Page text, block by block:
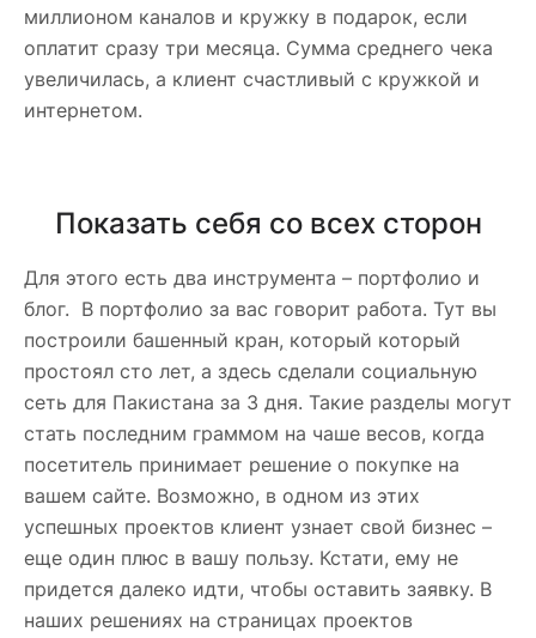
миллионом каналов и кружку в подарок, если
оплатит сразу три месяца. Сумма среднего чека
увеличилась, а клиент счастливый с кружкой и
интернетом.
Показать себя со всех сторон
Для этого есть два инструмента – портфолио и
блог. В портфолио за вас говорит работа. Тут вы
построили башенный кран, который который
простоял сто лет, а здесь сделали социальную
сеть для Пакистана за 3 дня. Такие разделы могут
стать последним граммом на чаше весов, когда
посетитель принимает решение о покупке на
вашем сайте. Возможно, в одном из этих
успешных проектов клиент узнает свой бизнес –
еще один плюс в вашу пользу. Кстати, ему не
придется далеко идти, чтобы оставить заявку. В
наших решениях на страницах проектов